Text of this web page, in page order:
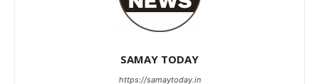
SAMAY TODAY
https://samaytoday.in